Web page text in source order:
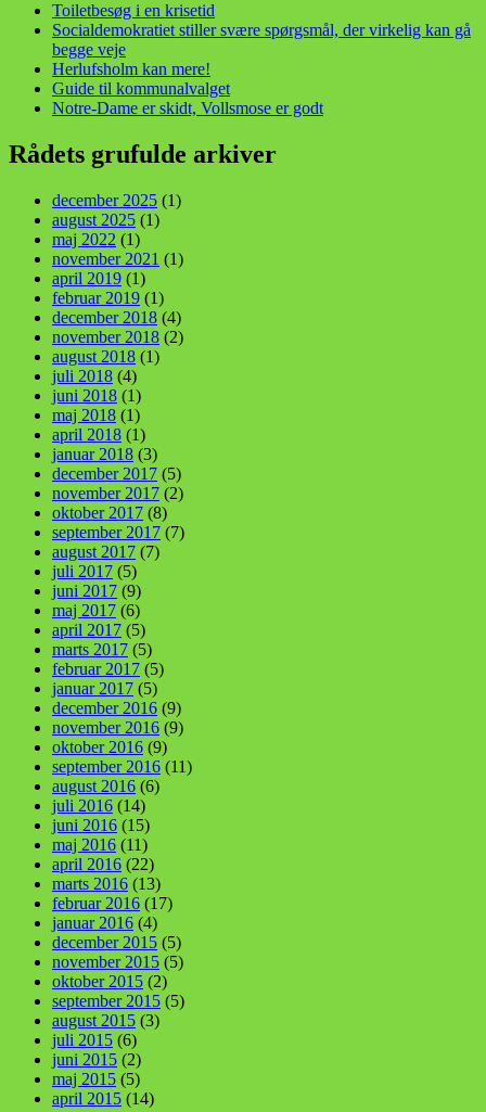
Toiletbesøg i en krisetid
Socialdemokratiet stiller svære spørgsmål, der virkelig kan gå
begge veje
Herlufsholm kan mere!
Guide til kommunalvalget
Notre-Dame er skidt, Vollsmose er godt
Rådets grufulde arkiver
december 2025 (1)
august 2025 (1)
maj 2022 (1)
november 2021 (1)
april 2019 (1)
februar 2019 (1)
december 2018 (4)
november 2018 (2)
august 2018 (1)
juli 2018 (4)
juni 2018 (1)
maj 2018 (1)
april 2018 (1)
januar 2018 (3)
december 2017 (5)
november 2017 (2)
oktober 2017 (8)
september 2017 (7)
august 2017 (7)
juli 2017 (5)
juni 2017 (9)
maj 2017 (6)
april 2017 (5)
marts 2017 (5)
februar 2017 (5)
januar 2017 (5)
december 2016 (9)
november 2016 (9)
oktober 2016 (9)
september 2016 (11)
august 2016 (6)
juli 2016 (14)
juni 2016 (15)
maj 2016 (11)
april 2016 (22)
marts 2016 (13)
februar 2016 (17)
januar 2016 (4)
december 2015 (5)
november 2015 (5)
oktober 2015 (2)
september 2015 (5)
august 2015 (3)
juli 2015 (6)
juni 2015 (2)
maj 2015 (5)
april 2015 (14)